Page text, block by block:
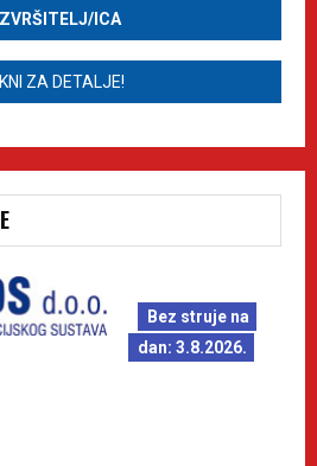
ICA
ZA DETALJE!
Bez struje na
dan: 3.8.2026.